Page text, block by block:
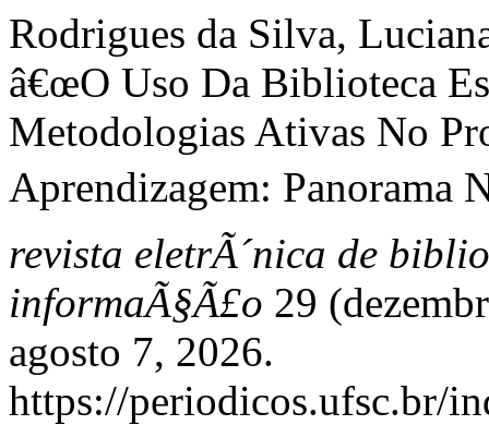
Rodrigues da Silva,
â€œO Uso Da Biblioteca
Metodologias Ativas No
Aprendizagem: Panorama
revista eletrÃ´nica de
informaÃ§Ã£o 29
agosto 7, 2026.
https://periodicos.ufsc.br/